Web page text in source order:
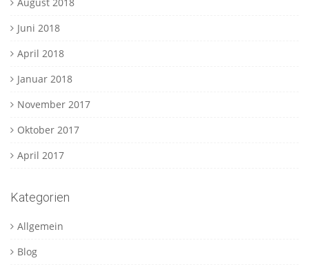
Juni 2018
April 2018
Januar 2018
November 2017
Oktober 2017
April 2017
Kategorien
Allgemein
Blog